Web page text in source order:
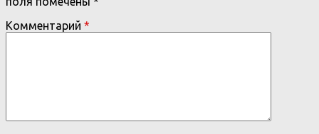
Комментарий *